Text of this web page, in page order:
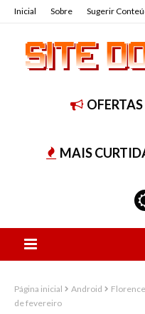
Inicial Sobre Sugerir
OFERTAS
MAIS
Página inicial Android
de fevereiro